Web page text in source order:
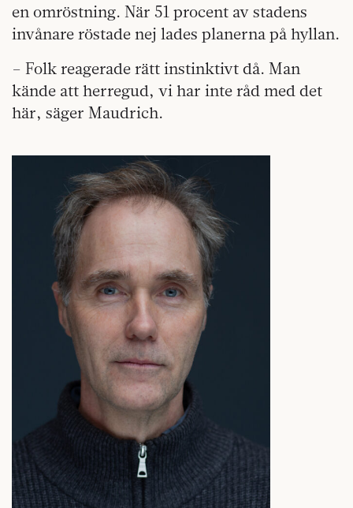
en omröstning. När 51 procent av stadens
invånare röstade nej lades planerna på hyllan.
– Folk reagerade rätt instinktivt då. Man
kände att herregud, vi har inte råd med det
här, säger Maudrich.